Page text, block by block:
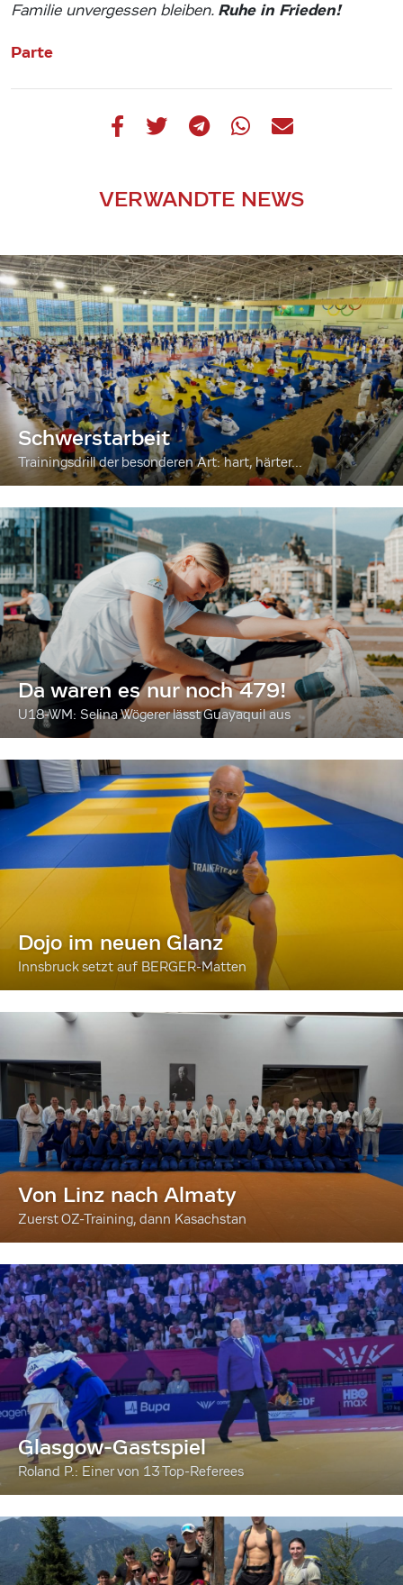
Familie unvergessen bleiben. Ruhe in Frieden!
Parte
VERWANDTE NEWS
Schwerstarbeit
Trainingsdrill der besonderen Art: hart, härter...
Da waren es nur noch 479!
U18-WM: Selina Wögerer lässt Guayaquil aus
Dojo im neuen Glanz
Innsbruck setzt auf BERGER-Matten
Von Linz nach Almaty
Zuerst OZ-Training, dann Kasachstan
Glasgow-Gastspiel
Roland P.: Einer von 13 Top-Referees